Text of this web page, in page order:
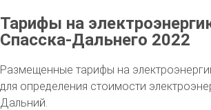
Тарифы на
Спасска-Дальнего 2022
Размещенные тарифы на
для определения стоимости
Дальний.